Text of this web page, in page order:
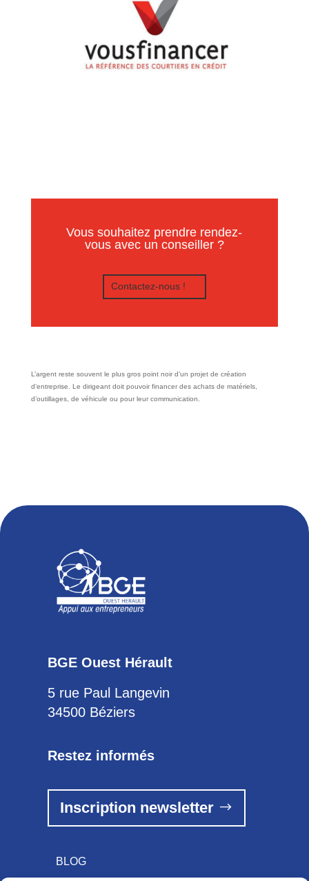
Vous souhaitez prendre rendez-
vous avec un conseiller ?
Contactez-nous !
L’argent reste souvent le plus gros point noir d’un projet de création
d’entreprise. Le dirigeant doit pouvoir financer des achats de matériels,
d’outillages, de véhicule ou pour leur communication.
BGE Ouest Hérault
5 rue Paul Langevin
34500 Béziers
Restez informés
Inscription newsletter
BLOG